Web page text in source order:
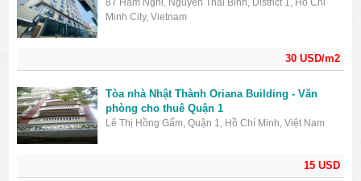
30 USD/m2
87 Hàm Nghi, Nguyen Thai Binh, District 1, Ho Chi
Minh City, Vietnam
15 USD
Tòa nhà Nhật Thành Oriana Building - Văn
phòng cho thuê Quận 1
Lê Thị Hồng Gấm, Quận 1, Hồ Chí Minh, Việt Nam